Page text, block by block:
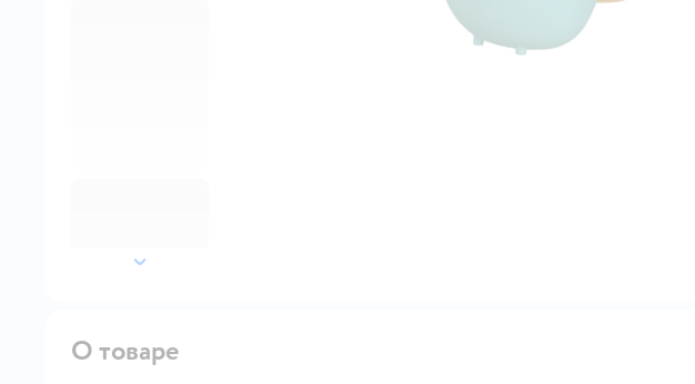
далее
О товаре